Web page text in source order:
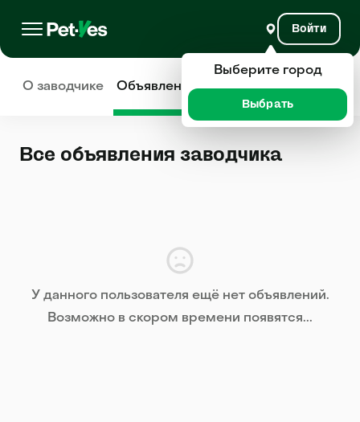
Войти
О заводчике Объявления Отзывы
Все объявления заводчика
У данного пользователя ещё нет объявлений.
Возможно в скором времени появятся...
Выберите город
Выбрать